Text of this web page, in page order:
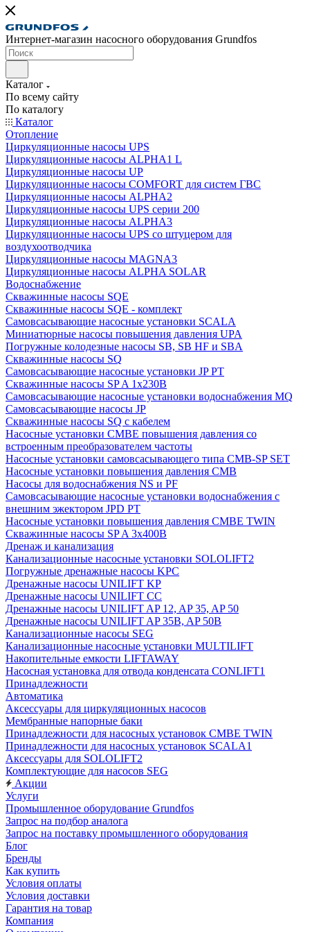
Интернет-магазин насосного оборудования Grundfos
Каталог
По всему сайту
По каталогу
Каталог
Отопление
Циркуляционные насосы UPS
Циркуляционные насосы ALPHA1 L
Циркуляционные насосы UP
Циркуляционные насосы COMFORT для систем ГВС
Циркуляционные насосы ALPHA2
Циркуляционные насосы UPS серии 200
Циркуляционные насосы ALPHA3
Циркуляционные насосы UPS со штуцером для
воздухоотводчика
Циркуляционные насосы MAGNA3
Циркуляционные насосы ALPHA SOLAR
Водоснабжение
Скважинные насосы SQE
Скважинные насосы SQE - комплект
Cамовсасывающие насосные установки SCALA
Миниатюрные насосы повышения давления UPA
Погружные колодезные насосы SB, SB HF и SBA
Скважинные насосы SQ
Самовсасывающие насосные установки JP PT
Скважинные насосы SP A 1x230В
Самовсасывающие насосные установки водоснабжения MQ
Самовсасывающие насосы JP
Скважинные насосы SQ с кабелем
Насосные установки CMBE повышения давления со
встроенным преобразователем частоты
Насосные установки самовсасывающего типа CMB-SP SET
Насосные установки повышения давления CMB
Насосы для водоснабжения NS и PF
Самовсасывающие насосные установки водоснабжения с
внешним эжектором JPD PT
Насосные установки повышения давления CMBE TWIN
Скважинные насосы SP A 3x400В
Дренаж и канализация
Канализационные насосные установки SOLOLIFT2
Погружные дренажные насосы KPC
Дренажные насосы UNILIFT KP
Дренажные насосы UNILIFT CC
Дренажные насосы UNILIFT AP 12, AP 35, AP 50
Дренажные насосы UNILIFT AP 35B, AP 50B
Канализационные насосы SEG
Канализационные насосные установки MULTILIFT
Накопительные емкости LIFTAWAY
Насосная установка для отвода конденсата CONLIFT1
Принадлежности
Автоматика
Аксессуары для циркуляционных насосов
Мембранные напорные баки
Принадлежности для насосных установок CMBE TWIN
Принадлежности для насосных установок SCALA1
Аксессуары для SOLOLIFT2
Комплектующие для насосов SEG
Акции
Услуги
Промышленное оборудование Grundfos
Запрос на подбор аналога
Запрос на поставку промышленного оборудования
Блог
Бренды
Как купить
Условия оплаты
Условия доставки
Гарантия на товар
Компания